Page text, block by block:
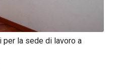
la sede di lavoro a